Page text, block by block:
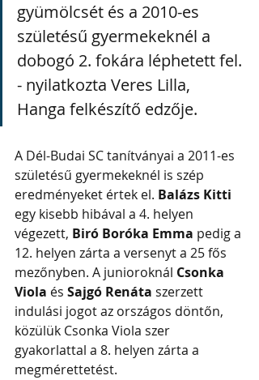
gyümölcsét és a 2010-es
születésű gyermekeknél a
dobogó 2. fokára léphetett fel.
- nyilatkozta Veres Lilla,
Hanga felkészítő edzője.
A Dél-Budai SC tanítványai a 2011-es
születésű gyermekeknél is szép
eredményeket értek el. Balázs Kitti
egy kisebb hibával a 4. helyen
végezett, Biró Boróka Emma pedig a
12. helyen zárta a versenyt a 25 fős
mezőnyben. A junioroknál Csonka
Viola és Sajgó Renáta szerzett
indulási jogot az országos döntőn,
közülük Csonka Viola szer
gyakorlattal a 8. helyen zárta a
megmérettetést.